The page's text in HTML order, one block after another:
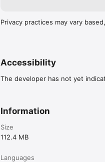
Privacy practices may vary
Accessibility
The developer has not yet
Information
Size
112.4 MB
Languages